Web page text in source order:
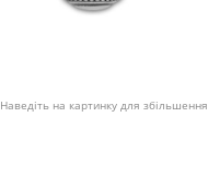
Наведіть на картинку для збільшення